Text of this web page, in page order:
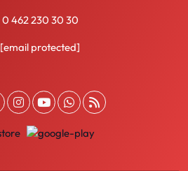
0 462 230 30 30
[email protected]